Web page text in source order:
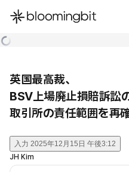
한국어
英国最高裁、
BSV上場廃止損賠訴訟
取引所の責任範囲を再
入力 2025年12月15日 午後3:12
JH Kim